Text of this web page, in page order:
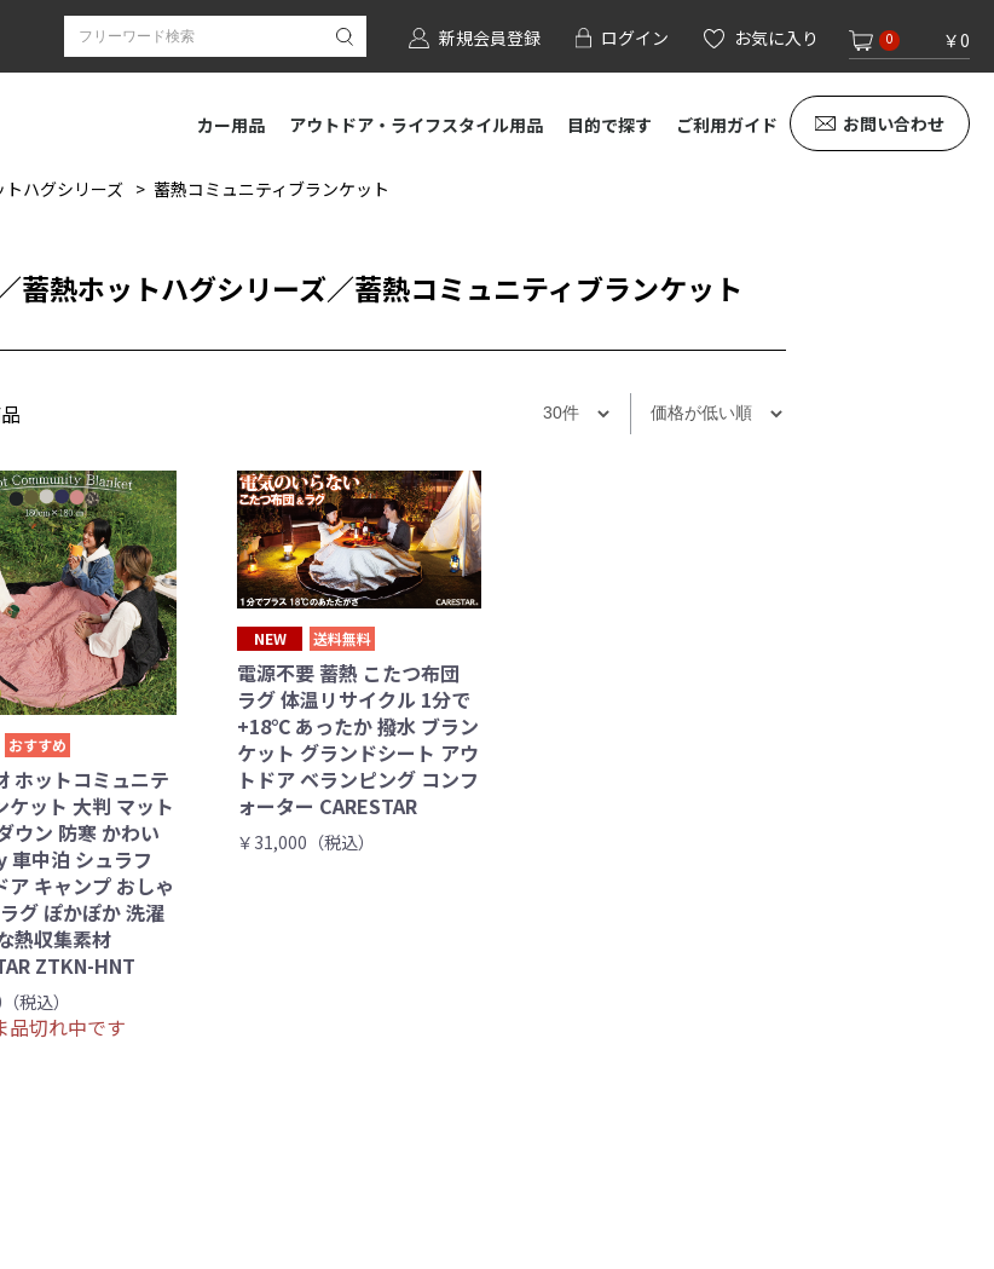
新規会員登録 ログイン お気に入り 0 ￥0
カー用品 アウトドア・ライフスタイル用品 目的で探す ご利用ガイド お問い合わせ
トハグシリーズ 蓄熱コミュニティブランケット
蓄熱ホットハグシリーズ／蓄熱コミュニティブランケット
おすすめ
ホットコミュニテ
ケット 大判 マット
ウン 防寒 かわい
車中泊 シュラフ
ア キャンプ おしゃ
グ ぽかぽか 洗濯
熱収集素材
ZTKN-HNT
税込）
品切れ中です
NEW 送料無料
電源不要 蓄熱 こたつ布団
ラグ 体温リサイクル 1分で
+18℃ あったか 撥水 ブラン
ケット グランドシート アウ
トドア ベランピング コンフ
ォーター CARESTAR
￥31,000（税込）